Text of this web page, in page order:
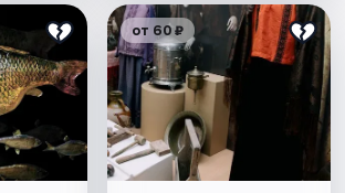
от 60 ₽